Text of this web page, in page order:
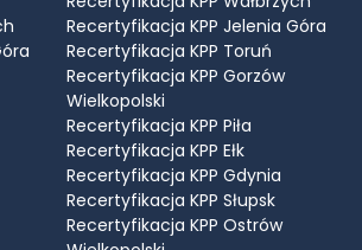
Recertyfikacja KPP Jelenia Góra
Recertyfikacja KPP Toruń
Recertyfikacja KPP Gorzów
Wielkopolski
Recertyfikacja KPP Piła
Recertyfikacja KPP Ełk
Recertyfikacja KPP Gdynia
Recertyfikacja KPP Słupsk
Recertyfikacja KPP Ostrów